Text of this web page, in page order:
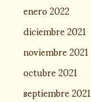
enero 2022
diciembre 2021
noviembre 2021
octubre 2021
septiembre 2021